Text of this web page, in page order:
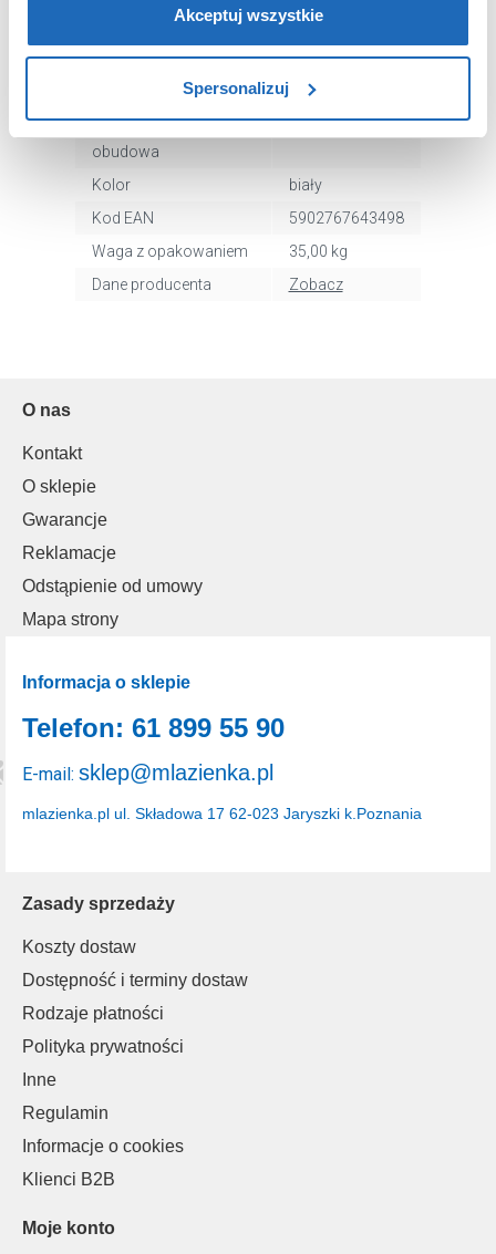
wymagane pliki cookie”.Pamiętaj jednak, że
zablokowane niektóre pliki cookie mogą mieć wpływ na
Aby uzyskać więcej informacji na temat plików plików
cookie, kliknij „Ustawienia plików cookie”.
dlaczego ich przepisy, przejdź do zakładu „Informacje o
plikach cookie”.
Akceptuj wszystkie
Spersonalizuj
Kształt
owalna
akrylowa
obudowa
Kolor
biały
Kod EAN
5902767643498
Waga z opakowaniem
35,00 kg
Dane producenta
Zobacz
O nas
Kontakt
O sklepie
Gwarancje
Reklamacje
Odstąpienie od umowy
Mapa strony
Zasady sprzedaży
Koszty dostaw
Dostępność i terminy dostaw
Rodzaje płatności
Polityka prywatności
Inne
Regulamin
Informacje o cookies
Klienci B2B
Moje konto
Informacja o sklepie
mlazienka.pl ul. Składowa 17 62-023 Jaryszki k.Poznania
Telefon: 61 899 55 90
E-mail: sklep@mlazienka.pl